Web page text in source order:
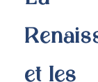
et les